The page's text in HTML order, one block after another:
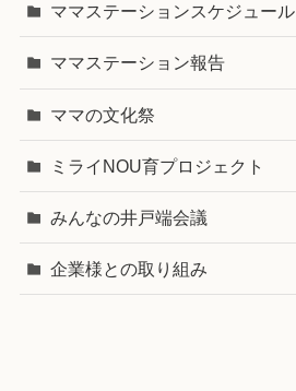
ママステーションスケジュール
ママステーション報告
ママの文化祭
ミライNOU育プロジェクト
みんなの井戸端会議
企業様との取り組み